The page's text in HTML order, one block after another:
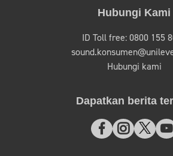
Hubungi Kami
ID Toll free: 0800 155
Hubungi kami
Dapatkan berita